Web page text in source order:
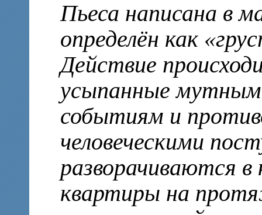
Пьеса написана в
определён как
Действие
усыпанные
событиям и
человеческими
разворачиваются
квартиры на